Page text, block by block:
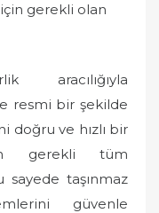
gerekli olan
aracılığıyla
resmi bir şekilde
doğru ve hızlı bir
gerekli tüm
taşınmaz
güvenle